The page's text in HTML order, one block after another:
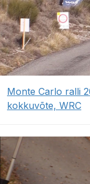
Monte Carlo ralli
kokkuvõte, WRC